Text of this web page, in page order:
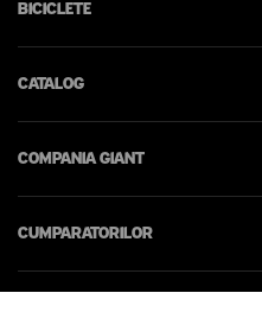
Biciclete
Catalog
Compania Giant
Cumparatorilor